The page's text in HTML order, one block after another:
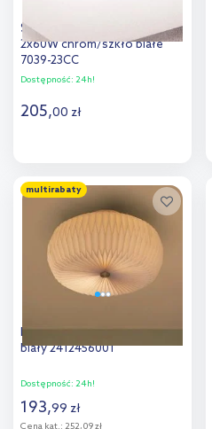
Searchlight Discs plafon
2x60W chrom/szkło białe
7039-23CC
Dostępność: 24h!
205,00 zł
Dodaj do
porównania
multirabaty
Nordlux Belloy plafon 2x25 W
biały 2412456001
Dostępność: 24h!
193,99 zł
Cena kat.: 252,09 zł